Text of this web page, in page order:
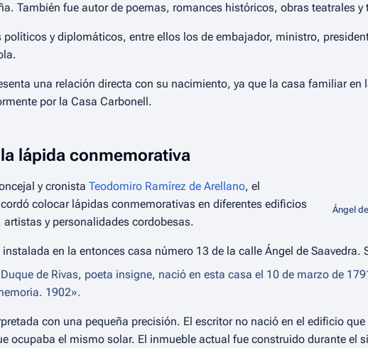
También fue autor de poemas, romances históricos, obras teatrales y
políticos y diplomáticos, entre ellos los de embajador, ministro,
una relación directa con su nacimiento, ya que la casa familiar en
por la Casa Carbonell.
lápida conmemorativa
Ángel
y cronista Teodomiro Ramírez de Arellano, el
colocar lápidas conmemorativas en diferentes edificios
y personalidades cordobesas.
en la entonces casa número 13 de la calle Ángel de Saavedra.
de Rivas, poeta insigne, nació en esta casa el 10 de marzo de
1902».
con una pequeña precisión. El escritor no nació en el edificio
ocupaba el mismo solar. El inmueble actual fue construido durante el